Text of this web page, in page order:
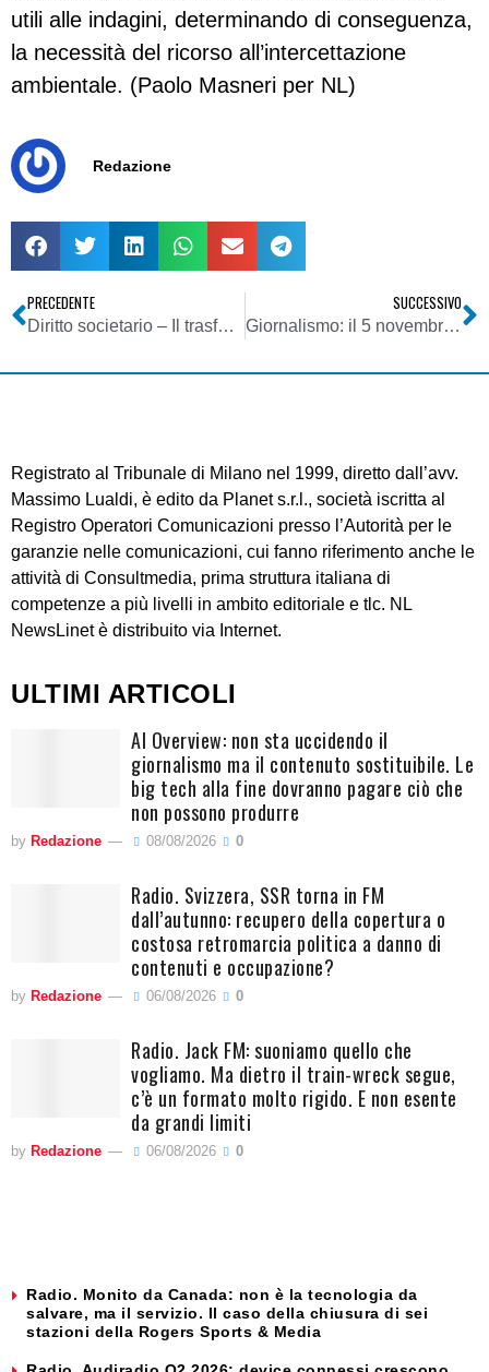
utili alle indagini, determinando di conseguenza,
la necessità del ricorso all’intercettazione
ambientale. (Paolo Masneri per NL)
Redazione
PRECEDENTE
Diritto societario – Il trasferimento di una quota di s.r.l. è valido indipendentemente dalla sua iscrizione nel libro dei soci
SUCCESSIVO
Giornalismo: il 5 novembre mobilitazione europea per la libertà di stampa
Registrato al Tribunale di Milano nel 1999, diretto dall’avv.
Massimo Lualdi, è edito da Planet s.r.l., società iscritta al
Registro Operatori Comunicazioni presso l’Autorità per le
garanzie nelle comunicazioni, cui fanno riferimento anche le
attività di Consultmedia, prima struttura italiana di
competenze a più livelli in ambito editoriale e tlc. NL
NewsLinet è distribuito via Internet.
ULTIMI ARTICOLI
AI Overview: non sta uccidendo il
giornalismo ma il contenuto sostituibile. Le
big tech alla fine dovranno pagare ciò che
non possono produrre
by Redazione 08/08/2026 0
Radio. Svizzera, SSR torna in FM
dall’autunno: recupero della copertura o
costosa retromarcia politica a danno di
contenuti e occupazione?
by Redazione 06/08/2026 0
Radio. Jack FM: suoniamo quello che
vogliamo. Ma dietro il train-wreck segue,
c’è un formato molto rigido. E non esente
da grandi limiti
by Redazione 06/08/2026 0
Radio. Monito da Canada: non è la tecnologia da
salvare, ma il servizio. Il caso della chiusura di sei
stazioni della Rogers Sports & Media